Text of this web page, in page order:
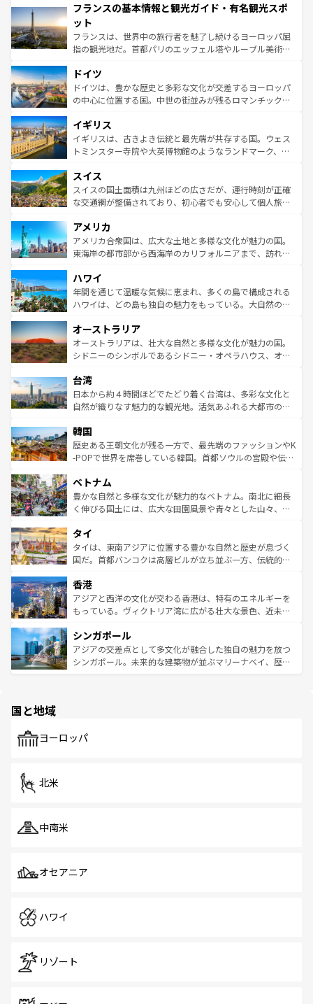
ませてくれるイタリアで、忘れられない旅をしてみよう！
なお、新着のイタリア情報は
しい。
文化が根付くこの国では、情熱的なフラメンコ、熱気あふ
れる闘牛、そして美味しいタパスが生活の一部となってい
る。首都マドリードの洗練された雰囲気や、バルセロナの
アートに溢れた街角から、地方では古代ローマ遺跡や中世
せる。地方によって風土や気候が異なるスペインはその個
性で訪れる人を魅了する。 なお、新着のスペイン情報は コ
ンテンツ一覧を参照してほしい。
フランスの基本情報と観光ガイド・有名観光スポ
ット
フランスは、世界中の旅行者を魅了し続けるヨーロッパ屈
指の観光地だ。首都パリのエッフェル塔やルーブル美術館
で、幅広い魅力が詰まっている。華麗な宮殿、歴史的な大
聖堂、美しいビーチ、そして豊かな自然が、訪れる者を心
から魅了する。また、フランスは美食の国としても知ら
いる。シャンパンの発祥地であるランス、プロヴァンスの
香り高いラベンダー畑など、多彩な楽しみ方が可能だ。さ
らに、パリ以外の地域にも魅力が溢れており、どの街角に
れる地方に足を運ぶとそれぞれで全く異なる文化を体験で
きるだろう。 なお、新着のフランス情報はコンテンツ一覧
を参照してほしい。
ドイツ
ドイツは、豊かな歴史と多彩な文化が交差するヨーロッパ
の中心に位置する国。中世の街並みが残るロマンチック街
顔を持つこの国は、どこを歩いても飽きることがない。ベ
ルリンの文化的活気、バイエルン州のアルプスの絶景、そ
してライン川沿いのワイン畑といった風景は必見。ビール
は、お酒好きな人にはぜひ体験してほしい。 なお、新着の
ドイツ情報はコンテンツ一覧を参照してほしい。
イギリス
イギリスは、古きよき伝統と最先端が共存する国。ウェス
トミンスター寺院や大英博物館のようなランドマーク、歴
リアごとに異なる魅力がある。また、優雅なアフタヌーン
ティー、ビール好きにはたまらない英国パブ、サッカー観
戦など、本場だからこそできる体験も豊富。イギリスを旅
ンツ一覧を参照してほしい。
スイス
スイスの国土面積は九州ほどの広さだが、運行時刻が正確
な交通網が整備されており、初心者でも安心して個人旅行
の建物がそのまま残る町や、スイスならではのユニークな
博物館もあり、アルプス観光だけでなく町歩きも満喫する
ことができる。国民の所得が高いため物価も高いが、旅行
ば市内交通費無料で観光を楽しむこともできる。 なお、新
着のスイス情報はコンテンツ一覧 を参照してほしい。
アメリカ
アメリカ合衆国は、広大な土地と多様な文化が魅力の国。
東海岸の都市部から西海岸のカリフォルニアまで、訪れる
のような巨大都市は、観光、ショッピング、エンターテイ
ンメントが詰まった刺激的なスポットだ。一方、アメリカ
西部には大自然が広がり、グランドキャニオンやイエロー
部のニューオーリンズでは、音楽と美食が融合した独特の
文化が魅力。旅行者はアメリカの各地域で異なる魅力を楽
しみながら、その多様性と豊かな歴史を感じることができ
ならではの贅沢な旅のスタイルだ。 なお、新着のアメリカ
情報はコンテンツ一覧を参照してほしい。
ハワイ
年間を通じて温暖な気候に恵まれ、多くの島で構成される
ハワイは、どの島も独自の魅力をもっている。大自然の神
ワイ島は見逃せない。また、定番の観光地といえばオアフ
島だが、静かな自然を求めるならマウイ島やカウアイ島が
おすすめ。エメラルドグリーンに輝く海をはじめ、豊かな
れるおもてなしの心で訪れる人々を迎えてくれるハワイの
人々、おいしいローカルフードやハワイアンミュージッ
ク、伝統的なフラダンスなど、すべてがハワイの魅力を彩
ワイを、存分に味わってほしい。 なお、新着のハワイ情報
はコンテンツ一覧を参照してほしい。
オーストラリア
オーストラリアは、壮大な自然と多様な文化が魅力の国。
シドニーのシンボルであるシドニー・オペラハウス、オー
リアリーフや大陸中央部にそびえるウルル（エアーズロッ
ク）、タスマニアの美しい原生林やケアンズの熱帯雨林な
ど、見どころがたくさん。また、カフェやワイン、オージ
いる。アクティビティも充実しており、サーフィンやダイ
ビング、ハイキングなど、アウトドア好きにはたまらな
い。オーストラリアの多彩な魅力を存分に味わいつくそ
参照してほしい。
台湾
日本から約４時間ほどでたどり着く台湾は、多彩な文化と
自然が織りなす魅力的な観光地。活気あふれる大都市の台
ン）、静ひつな山岳地帯である台湾東部など、都市の喧騒
と山間の静けさが共存しており、訪れる人に新しい発見と
驚きをもたらしてくれる。また、奥深い台湾の食文化も魅
容にもいいと評判のスイーツなど、バラエティ豊かな料理
が味わえる。 なお、新着の台湾情報は コンテンツ一覧を参
照してほしい。
韓国
歴史ある王朝文化が残る一方で、最先端のファッションやK
-POPで世界を席巻している韓国。首都ソウルの宮殿や伝統
き、地方に足を延ばせば四季折々の自然美を楽しむことが
できる。そして、キムチや焼肉、絶品のストリートフード
まで、さまざまな韓国料理が待っている。夜には、韓国な
リティに包まれながら、韓国の多彩な魅力を心ゆくまで味
わってみてほしい。 なお、新着の韓国情報はコンテンツ一
覧を参照してほしい。
ベトナム
豊かな自然と多様な文化が魅力的なベトナム。南北に細長
く伸びる国土には、広大な田園風景や青々とした山々、世
急速な発展と共に伝統が息づく。ハノイの古い町並みやホ
ーチミン市のフランス統治時代の建物も、独特の雰囲気を
醸し出している。また、バラエティの豊かさとおいしさで
とつ。フォーやバインミー、ベトナムコーヒーなどは、ぜ
ひ現地で味わいたい。どの地域を訪れてもあたたかい人々
が旅行者を迎えてくれるので、きっと忘れられない旅にな
参照してほしい。
タイ
タイは、東南アジアに位置する豊かな自然と歴史が息づく
国だ。首都バンコクは高層ビルが立ち並ぶ一方、伝統的な
の活気が交差している。北部ではチェンマイなどの山岳地
帯で自然と触れ合い、南部ではプーケットやクラビの美し
いビーチでリゾート気分を楽しむことができる。タイ料理
激する。気候は一年中温暖で、どの季節にも異なる楽しみ
が待っている。親しみやすいタイの人々、仏教を中心とし
た文化、そして多様な観光資源が、訪れる旅人を魅了し続
香港
アジアと西洋の文化が交わる香港は、特有のエネルギーを
もっている。ヴィクトリア湾に広がる壮大な景色、近未来
み、どこを訪れても感動するはず。観光スポットが密集し
ており、効率よく見どころを回れるのも魅力。息をのむよ
うな絶景から文化的な体験まで、香港を存分に楽しみ尽く
シンガポール
アジアの交差点として多文化が融合した独自の魅力を放つ
シンガポール。未来的な建築物が並ぶマリーナベイ、歴史
で、ホーカーズは地元の風情を楽しめる外せないスポット
国と地域
ヨーロッパ
北米
中南米
オセアニア
ハワイ
リゾート